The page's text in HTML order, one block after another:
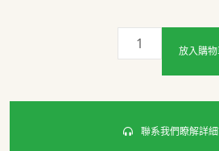
放入購
聯系我們瞭解詳